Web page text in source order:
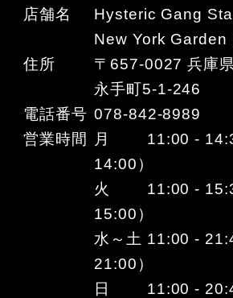
店舗名
Hysteric Gang
New York Garden
住所
〒657-0027 兵庫
永手町5-1-246
電話番号 078-842-8989
営業時間
月 11:00 -
14:00）
火 11:00 -
15:00）
水～土 11:00 -
21:00）
日 11:00 -